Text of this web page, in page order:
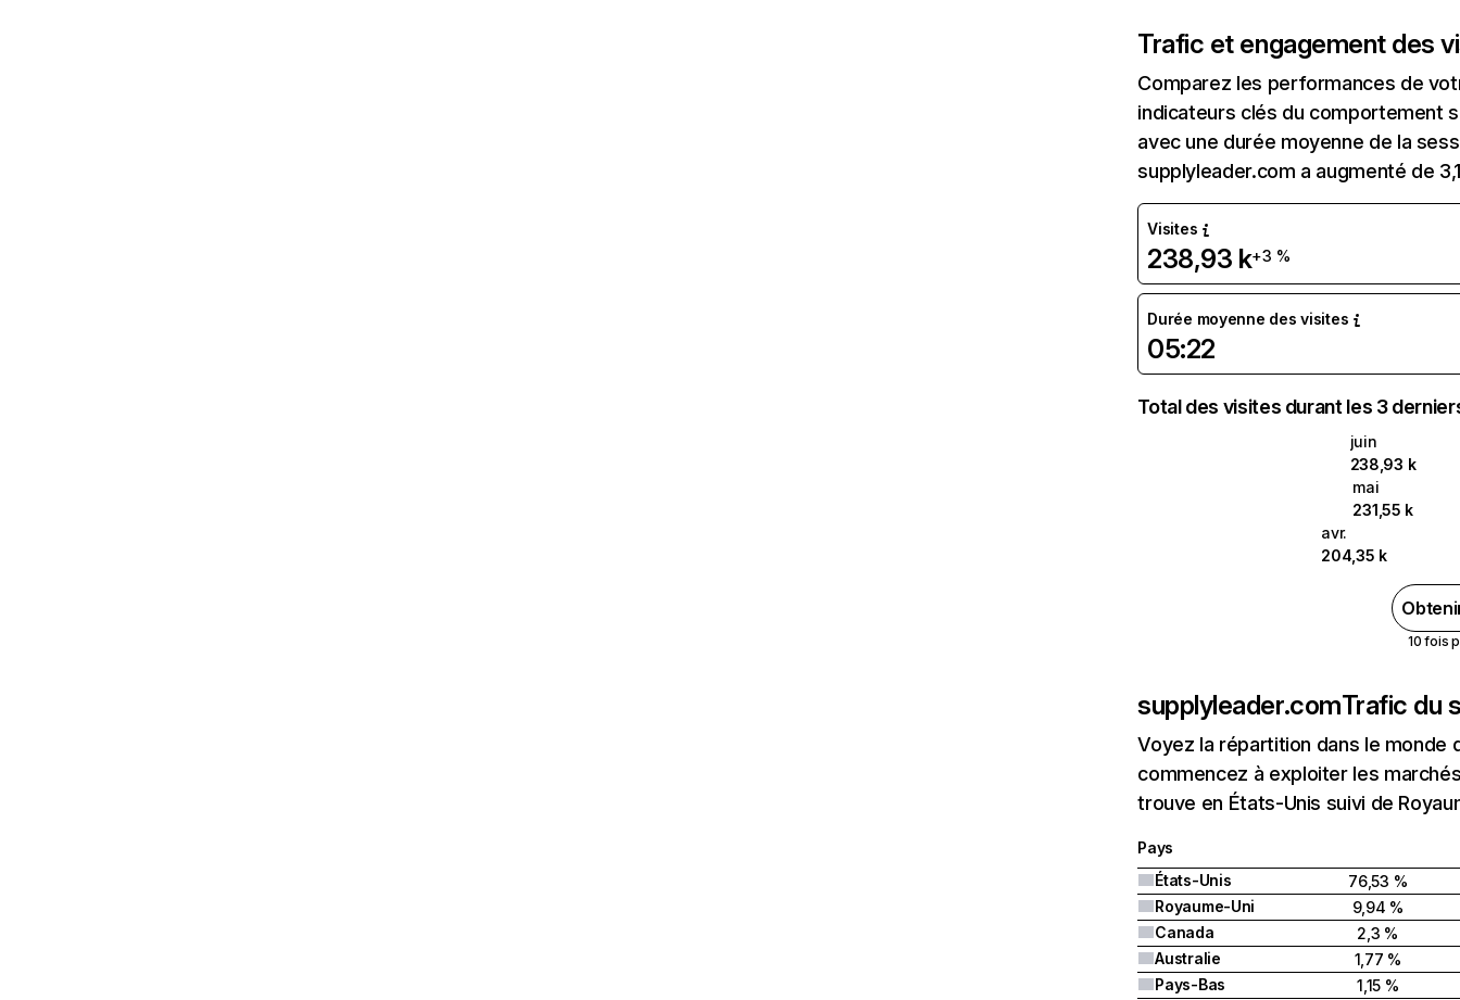
Trafic et engagement des
Comparez les performances de
indicateurs clés du comportement
avec une durée moyenne de la
supplyleader.com a augmenté de
Visites
238,93 k+3 %
Durée moyenne des visites
05:22
Total des visites durant les 3
juin
238,93 k
mai
231,55 k
avr.
204,35 k
10 fois
supplyleader.comTrafic du
Voyez la répartition dans le
commencez à exploiter les
trouve en États-Unis suivi de
Pays
États-Unis
76,53 %
Royaume-Uni
9,94 %
Canada
2,3 %
Australie
1,77 %
Pays-Bas
1,15 %